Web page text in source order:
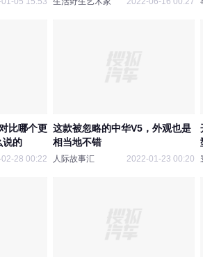
比哪个更
说的
28 00:22
这款被忽略的中华V5，外观也是
相当地不错
人际故事汇 2022-01-23 00:20